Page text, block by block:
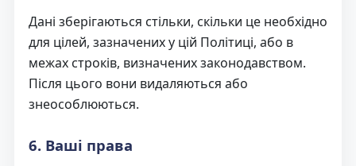
Дані зберігаються стільки, скільки це необхідно
для цілей, зазначених у цій Політиці, або в
межах строків, визначених законодавством.
Після цього вони видаляються або
знеособлюються.
6. Ваші права